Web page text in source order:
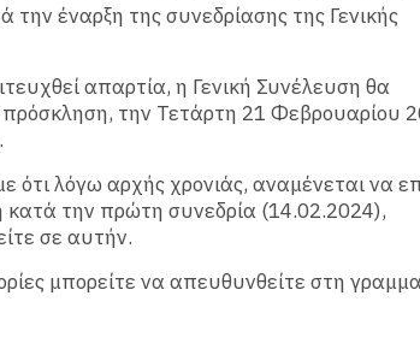
έναρξη της συνεδρίασης της Γενικής
απαρτία, η Γενική Συνέλευση θα
την Τετάρτη 21 Φεβρουαρίου
λόγω αρχής χρονιάς, αναμένεται να
την πρώτη συνεδρία (14.02.2024),
σε αυτήν.
μπορείτε να απευθυνθείτε στη